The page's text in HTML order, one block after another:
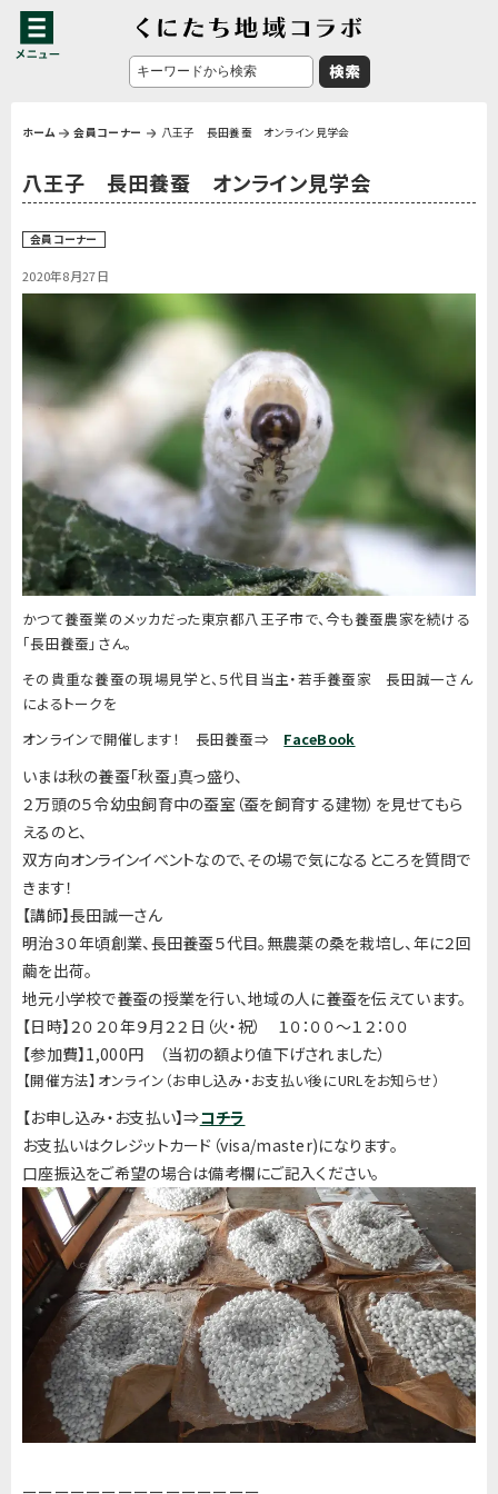
ホーム 会員コーナー 八王子 長田養蚕 オンライン見学会
八王子 長田養蚕 オンライン見学会
会員コーナー
2020年8月27日
かつて養蚕業のメッカだった東京都八王子市で、今も養蚕農家を続ける
「長田養蚕 」さん。
その貴重な養蚕の現場見学と、５代目当主・若手養蚕家 長田誠一さん
によるトークを
オンラインで開催します！ 長田養蚕⇒ FaceBook
いまは秋の養蚕「秋蚕」真っ盛り、
２万頭の５令幼虫飼育中の蚕室（蚕を飼育する建物）を見せてもら
えるのと、
双方向オンラインイベントなので、その場で気になるところを質問で
きます！
【講師】長田誠一さん
明治３０年頃創業、長田養蚕５代目。無農薬の桑を栽培し、年に２回
繭を出荷。
地元小学校で養蚕の授業を行い、地域の人に養蚕を伝えています。
【日時】２０２０年９月２２日（火・祝） １０：００〜１２：００
【参加費】1,000円 （当初の額より値下げされました）
【開催方法】オンライン（お申し込み・お支払い後にURLをお知らせ）
【お申し込み・お支払い】⇒コチラ
お支払いはクレジットカード（visa/master)になります。
口座振込をご希望の場合は備考欄にご記入ください。